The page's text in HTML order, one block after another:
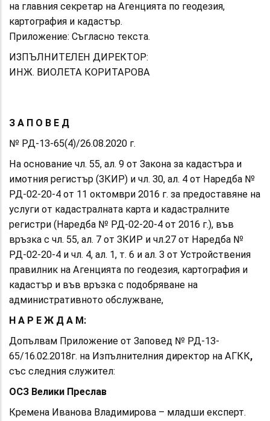
на главния секретар на Агенцията по геодезия,
картография и кадастър.
Приложение: Съгласно текста.
ИЗПЪЛНИТЕЛЕН ДИРЕКТОР:
ИНЖ. ВИОЛЕТА КОРИТАРОВА
З А П О В Е Д
№ РД-13-65(4)/26.08.2020 г.
На основание чл. 55, ал. 9 от Закона за кадастъра и
имотния регистър (ЗКИР) и чл. 30, ал. 4 от Наредба №
РД-02-20-4 от 11 октомври 2016 г. за предоставяне на
услуги от кадастралната карта и кадастралните
регистри (Наредба № РД-02-20-4 от 2016 г.), във
връзка с чл. 55, ал. 7 от ЗКИР и чл.27 от Наредба №
РД-02-20-4 и чл. 4, ал. 1, т. 6 и ал. 3 от Устройствения
правилник на Агенцията по геодезия, картография и
кадастър и във връзка с подобряване на
административното обслужване,
Н А Р Е Ж Д А М:
Допълвам Приложение от Заповед № РД-13-
65/16.02.2018г. на Изпълнителния директор на АГКК,
със следния служител:
ОСЗ Велики Преслав
Кремена Иванова Владимирова – младши експерт.